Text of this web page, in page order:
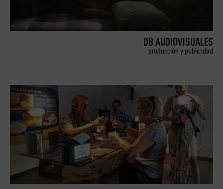
DB AUDIOVISUALES
producción y publicidad